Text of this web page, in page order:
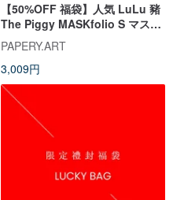
【50%OFF 福袋】人気 LuLu 豬
The Piggy MASKfolio S マスク
ケース ギフト
PAPERY.ART
3,009円